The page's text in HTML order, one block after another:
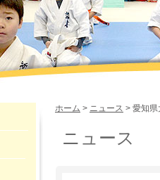
ホーム > ニュース > 愛知
ニュース